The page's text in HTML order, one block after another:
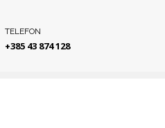
TELEFON
+385 43 874 128